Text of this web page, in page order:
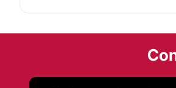
cabo con productos de vino.
antioxidante y favorece la